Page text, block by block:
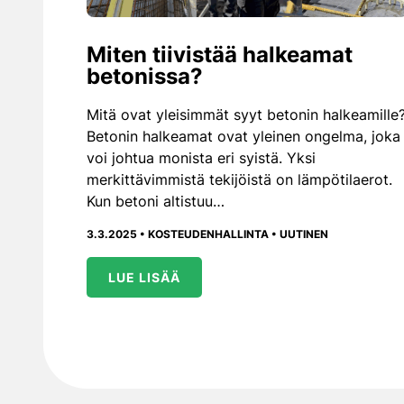
Miten tiivistää halkeamat
betonissa?
Mitä ovat yleisimmät syyt betonin
Betonin halkeamat ovat yleinen ongelma, joka
voi johtua monista eri syistä. Yksi
merkittävimmistä tekijöistä on lämpötilaerot.
Kun betoni altistuu…
3.3.2025 • KOSTEUDENHALLINTA • UUTINEN
LUE LISÄÄ